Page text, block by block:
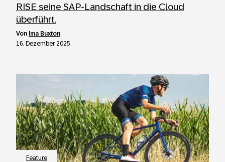
RISE seine SAP-Landschaft in die Cloud
überführt.
von Ima Buxton
16. Dezember 2025
Feature